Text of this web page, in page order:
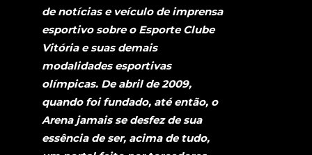
de notícias e veículo de imprensa
esportivo sobre o Esporte Clube
Vitória e suas demais
modalidades esportivas
olímpicas. De abril de 2009,
quando foi fundado, até então, o
Arena jamais se desfez de sua
essência de ser, acima de tudo,